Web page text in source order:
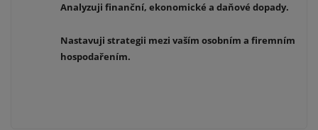
Analyzuji finanční, ekonomické a daňové dopady.
Nastavuji strategii mezi vaším osobním a firemním
hospodařením.